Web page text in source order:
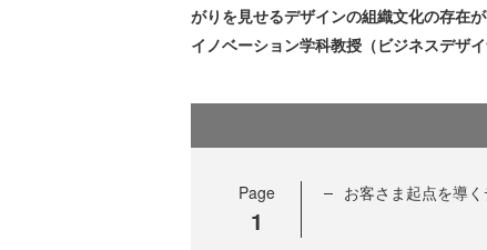
がりを見せるデザインの組織文化の存在
イノベーション学科教授（ビジネスデザ
Page
1
お客さま起点を導